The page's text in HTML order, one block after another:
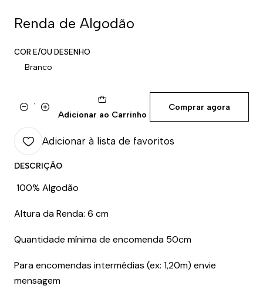
Renda de Algodão
COR E/OU DESENHO
Branco
QuantidadeAdicionar ao Carrinho
Comprar agora
Adicionar à lista de favoritos
DESCRIÇÃO
100% Algodão
Altura da Renda: 6 cm
Quantidade mínima de encomenda 50cm
Para encomendas intermédias (ex: 1,20m) envie
mensagem